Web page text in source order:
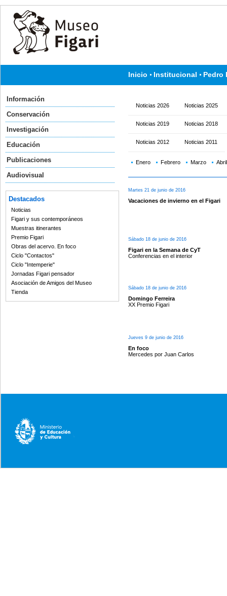
Inicio Institucional Pedro
Información
Conservación
Investigación
Educación
Publicaciones
Audiovisual
Destacados
Noticias
Figari y sus contemporáneos
Muestras itinerantes
Premio Figari
Obras del acervo. En foco
Ciclo "Contactos"
Ciclo "Intemperie"
Jornadas Figari pensador
Asociación de Amigos del Museo
Tienda
Noticias 2026 Noticias 2025
Noticias 2019 Noticias 2018
Noticias 2012 Noticias 2011
Enero Febrero Marzo Abril
Martes 21 de junio de 2016
Vacaciones de invierno en el Figari
Sábado 18 de junio de 2016
Figari en la Semana de CyT
Conferencias en el interior
Sábado 18 de junio de 2016
Domingo Ferreira
XX Premio Figari
Jueves 9 de junio de 2016
En foco
Mercedes por Juan Carlos